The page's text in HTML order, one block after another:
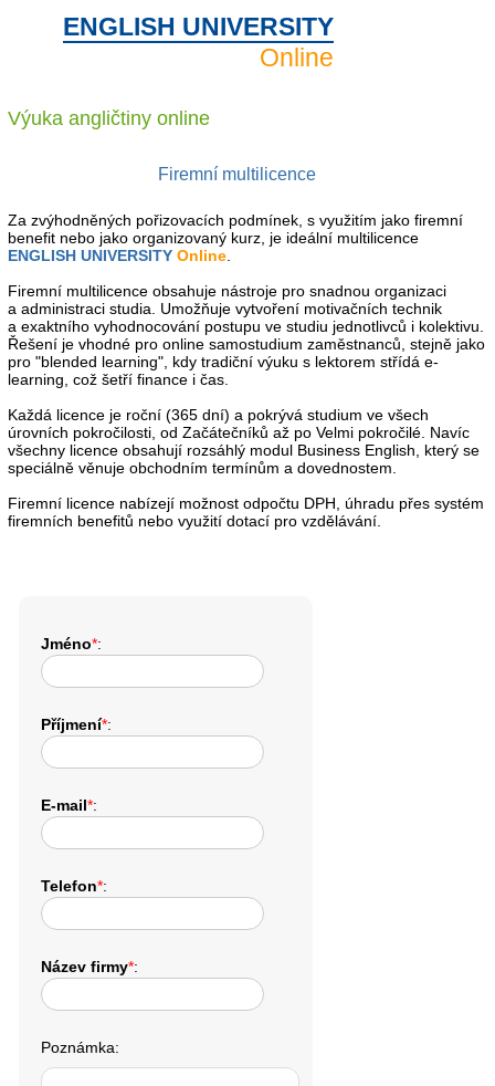
ENGLISH UNIVERSITY
Online
Výuka angličtiny online
Firemní multilicence
Za zvýhodněných pořizovacích podmínek, s využitím jako firemní
benefit nebo jako organizovaný kurz, je ideální multilicence
ENGLISH UNIVERSITY Online
Firemní multilicence obsahuje nástroje pro snadnou organizaci
a administraci studia. Umožňuje vytvoření motivačních technik
a exaktního vyhodnocování postupu ve studiu jednotlivců i kolektivu.
Řešení je vhodné pro online samostudium zaměstnanců, stejně jako
pro "blended learning", kdy tradiční výuku s lektorem střídá e-
learning, což šetří finance i čas.
Každá licence je roční (365 dní) a pokrývá studium ve všech
úrovních pokročilosti, od Začátečníků až po Velmi pokročilé. Navíc
všechny licence obsahují rozsáhlý modul Business English, který se
speciálně věnuje obchodním termínům a dovednostem.
Firemní licence nabízejí možnost odpočtu DPH, úhradu přes systém
firemních benefitů nebo využití dotací pro vzdělávání.
Jméno*:
Příjmení*:
E-mail*:
Telefon*:
Název firmy*:
Poznámka: